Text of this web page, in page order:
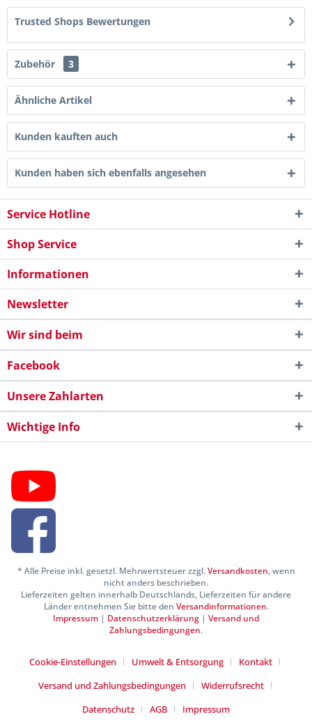
Trusted Shops Bewertungen
Zubehör 3
Ähnliche Artikel
Kunden kauften auch
Kunden haben sich ebenfalls angesehen
Service Hotline
Shop Service
Informationen
Newsletter
Wir sind beim
Facebook
Unsere Zahlarten
Wichtige Info
* Alle Preise inkl. gesetzl. Mehrwertsteuer zzgl.Versandkosten, wenn
nicht anders beschrieben.
Lieferzeiten gelten innerhalb Deutschlands, Lieferzeiten für andere
Länder entnehmen Sie bitte den Versandinformationen.
Impressum | Datenschutzerklärung | Versand und
Zahlungsbedingungen.
Cookie-Einstellungen Umwelt & Entsorgung
Kontakt
Versand und Zahlungsbedingungen
Widerrufsrecht
Datenschutz
AGB Impressum